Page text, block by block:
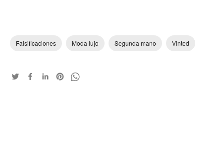
Falsificaciones Moda lujo Segunda mano Vinted